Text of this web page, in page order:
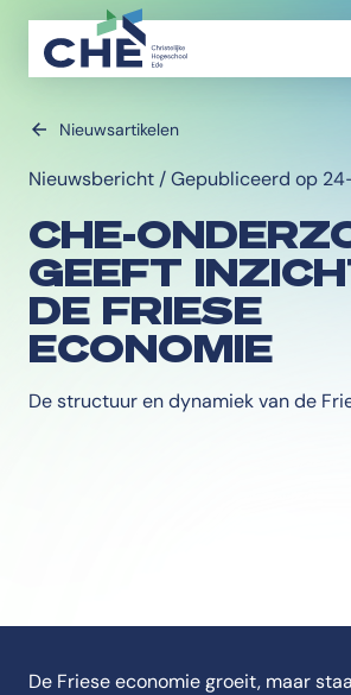
Nieuwsartikelen
Nieuwsbericht / Gepubliceerd op
CHE-
GEEFT
DE FRIESE
ECONOMIE
De structuur en dynamiek van de
De Friese economie groeit, maar